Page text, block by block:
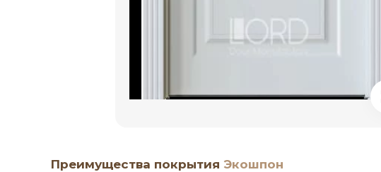
Преимущества покрытия Экошпон